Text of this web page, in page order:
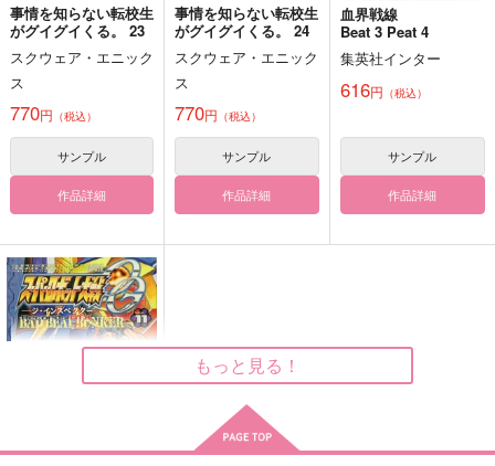
Heart Sync
flake
820円 （税込）
787 （税込）
梅宮一×桜遥
サンプル
クラウド×ティファ
事情を知らない転校生
がグイグイくる。 23
スクウェア・エニック
ス
770円 （税込）
サンプル
作品詳細
事情を知らない転校生
がグイグイくる。 24
スクウェア・エニック
ス
770円 （税込）
サンプル
作品詳細
血界戦線
Beat 3 Peat 4
集英社インター
616円 （税込）
サンプル
作品詳細
もっと見る！